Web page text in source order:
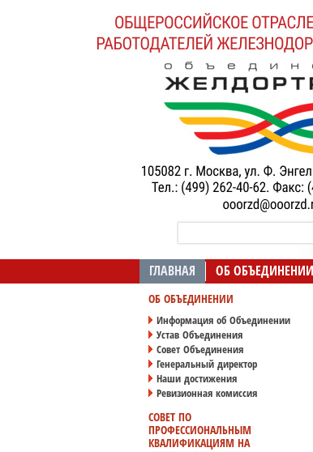
ГЛАВНАЯ ОБ ОБЪЕДИНЕНИИ
ОБ ОБЪЕДИНЕНИИ
Информация об Объединении
Устав Объединения
Совет Объединения
Генеральный директор
Наши достижения
Ревизионная комиссия
СОВЕТ ПО
ПРОФЕССИОНАЛЬНЫМ
КВАЛИФИКАЦИЯМ НА